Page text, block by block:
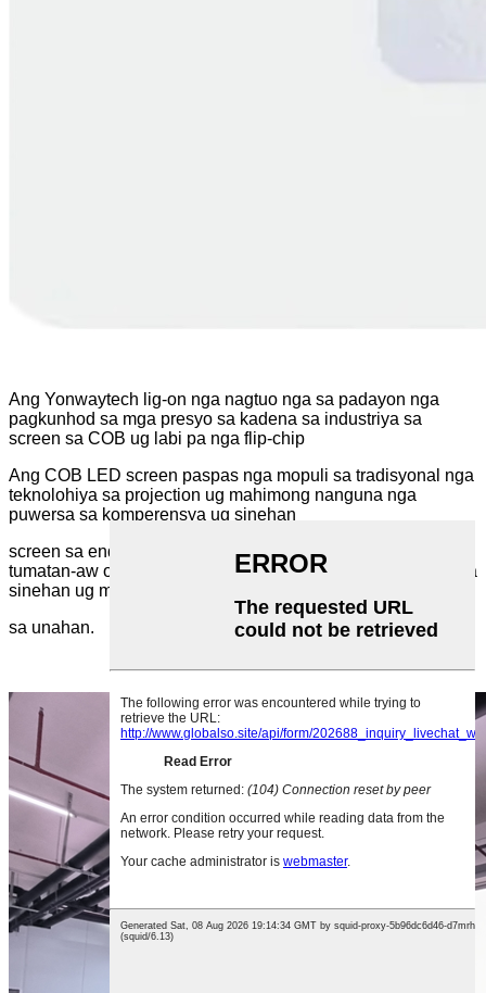
Ang Yonwaytech lig-on nga nagtuo nga sa padayon nga
pagkunhod sa mga presyo sa kadena sa industriya sa
screen sa COB ug labi pa nga flip-chip
Ang COB LED screen paspas nga mopuli sa tradisyonal nga
teknolohiya sa projection ug mahimong nanguna nga
puwersa sa komperensya ug sinehan
screen sa end user market, angAng uso magdala sa mga
tumatan-aw og usa ka labaw nga kasinatian sa pagtan-aw sa
sinehan ug magdala sa tibuok industriya
sa unahan.